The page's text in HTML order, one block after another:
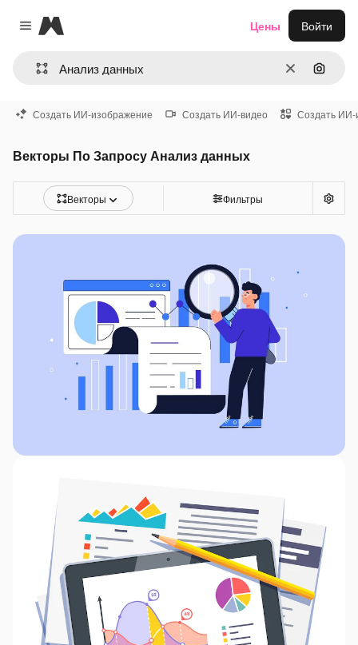
Close menu
Magnific
ОчиститьПоиск
Цены Войти
Создать ИИ-изображение Создать ИИ-видео Создать ИИ-
Векторы По Запросу Анализ данных
Векторы Фильтры